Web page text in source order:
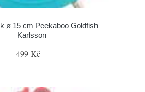
ø 15 cm Peekaboo Goldfish –
Karlsson
499 Kč